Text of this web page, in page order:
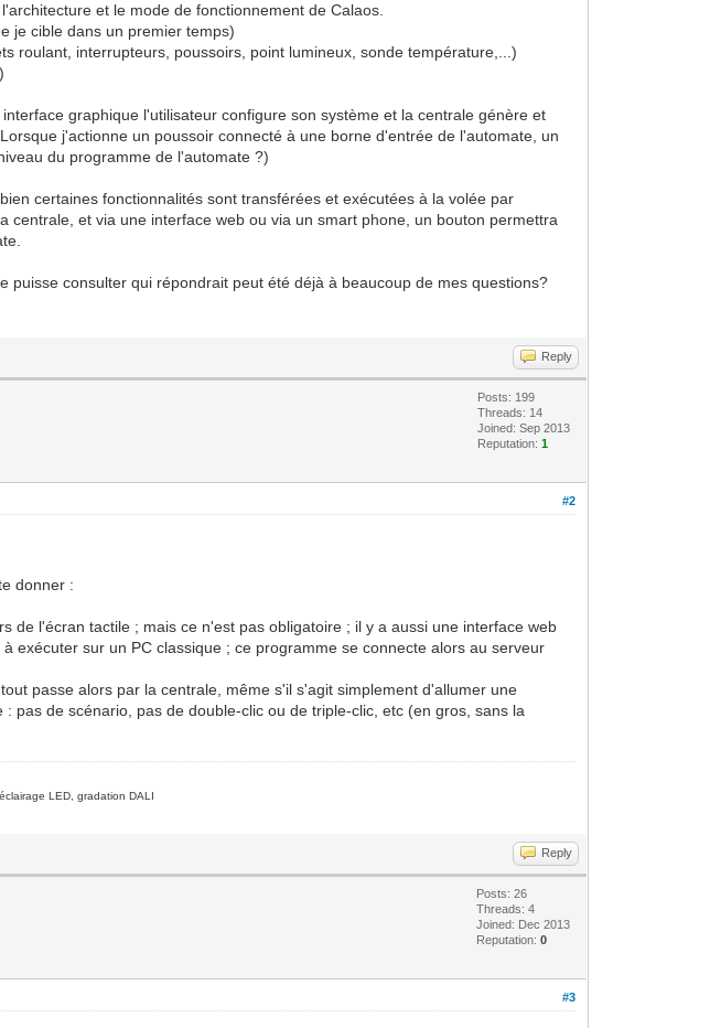
et le mode de fonctionnement de Calaos.
je cible dans un premier temps)
roulant, interrupteurs, poussoirs, point lumineux, sonde température,...)
graphique l'utilisateur configure son système et la centrale génère et
j'actionne un poussoir connecté à une borne d'entrée de l'automate, un
du programme de l'automate ?)
certaines fonctionnalités sont transférées et exécutées à la volée par
et via une interface web ou via un smart phone, un bouton permettra
consulter qui répondrait peut été déjà à beaucoup de mes questions?
Reply
Posts: 199
Threads: 14
Joined: Sep 2013
Reputation:1
#2
donner :
l'écran tactile ; mais ce n'est pas obligatoire ; il y a aussi une interface web
exécuter sur un PC classique ; ce programme se connecte alors au serveur
passe alors par la centrale, même s'il s'agit simplement d'allumer une
pas de scénario, pas de double-clic ou de triple-clic, etc (en gros, sans la
LED, gradation DALI
Reply
Posts: 26
Threads: 4
Joined: Dec 2013
Reputation:0
#3